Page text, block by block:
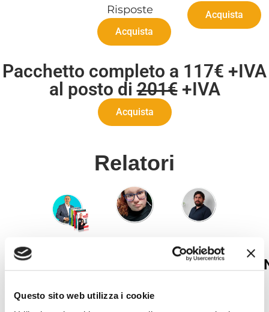
Questo sito web utilizza i cookie
Risposte
Acquista
Acquista
Pacchetto completo a 117€ +IVA
al posto di201€+IVA
Acquista
Relatori
JONESTIJONESTI
Sono Giulia,
MARCO